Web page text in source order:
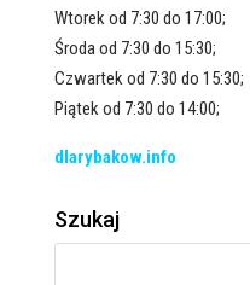
Wtorek od 7:30 do 17:00;
Środa od 7:30 do 15:30;
Czwartek od 7:30 do 15:30;
Piątek od 7:30 do 14:00;
dlarybakow.info
Szukaj